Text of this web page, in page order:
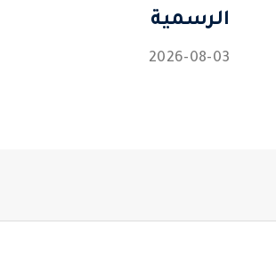
الرسمية
2026-08-03